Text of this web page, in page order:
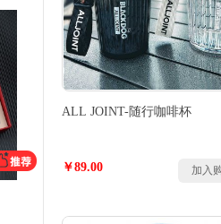
ALL JOINT-随行咖啡杯
￥89.00 加入